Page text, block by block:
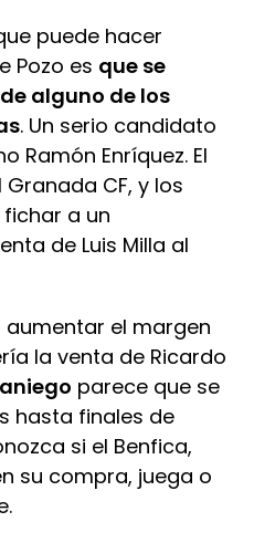
puede hacer
Pozo es que se
alguno de los
. Un serio candidato
Ramón Enríquez. El
CF, y los
a un
de Luis Milla al
el margen
la venta de Ricardo
parece que se
hasta finales de
si el Benfica,
su compra, juega o